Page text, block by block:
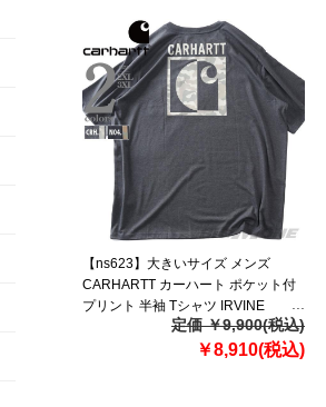
【ns623】大きいサイズ メンズ
CARHARTT カーハート ポケット付
プリント 半袖 Tシャツ IRVINE
RELAXED BLOCK CAMO T-SHIRT
USA直輸入 107296
定価 ￥9,900(税込)
￥8,910(税込)